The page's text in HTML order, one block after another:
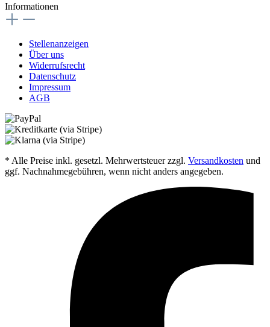
Informationen
Stellenanzeigen
Über uns
Widerrufsrecht
Datenschutz
Impressum
AGB
* Alle Preise inkl. gesetzl. Mehrwertsteuer zzgl. Versandkosten und
ggf. Nachnahmegebühren, wenn nicht anders angegeben.